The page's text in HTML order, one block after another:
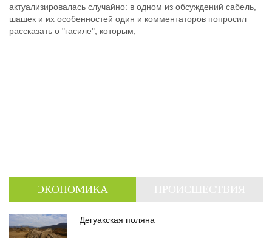
актуализировалась случайно: в одном из обсуждений сабель,
шашек и их особенностей один и комментаторов попросил
рассказать о "гасиле", которым,
ЭКОНОМИКА
Дегуакская поляна